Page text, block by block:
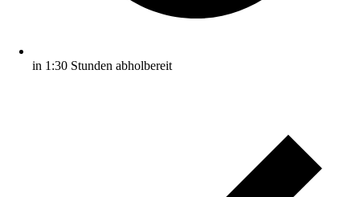
in 1:30 Stunden abholbereit